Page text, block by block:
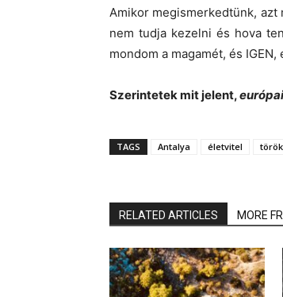
Amikor megismerkedtünk, azt
nem tudja kezelni és hova
mondom a magamét, és
Szerintetek mit jelent,
TAGS Antalya életvitel
RELATED ARTICLES MORE